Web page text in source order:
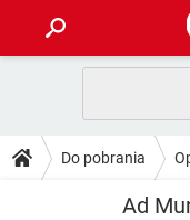
GRY
PORADY
PlayStation
Do pobrania
Przeglądarki internetowe
Ad